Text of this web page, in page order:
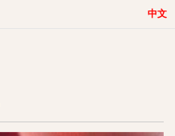
中文